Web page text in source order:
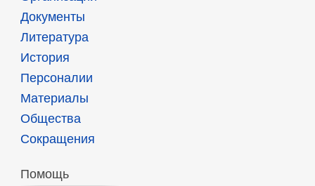
Документы
Литература
История
Персоналии
Материалы
Общества
Сокращения
Помощь